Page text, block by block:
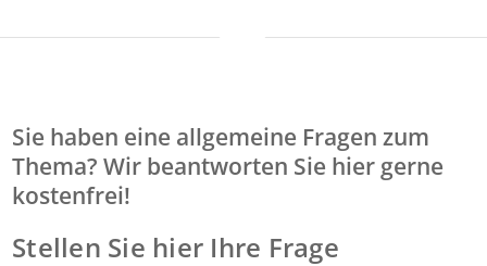
Sie haben eine allgemeine Fragen zum
Thema? Wir beantworten Sie hier gerne
kostenfrei!
Stellen Sie hier Ihre Frage